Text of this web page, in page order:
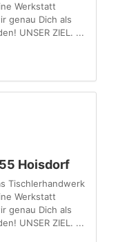
Werkstatt
genau Dich als
UNSER ZIEL. ...
Hoisdorf
Tischlerhandwerk
Werkstatt
genau Dich als
UNSER ZIEL. ...